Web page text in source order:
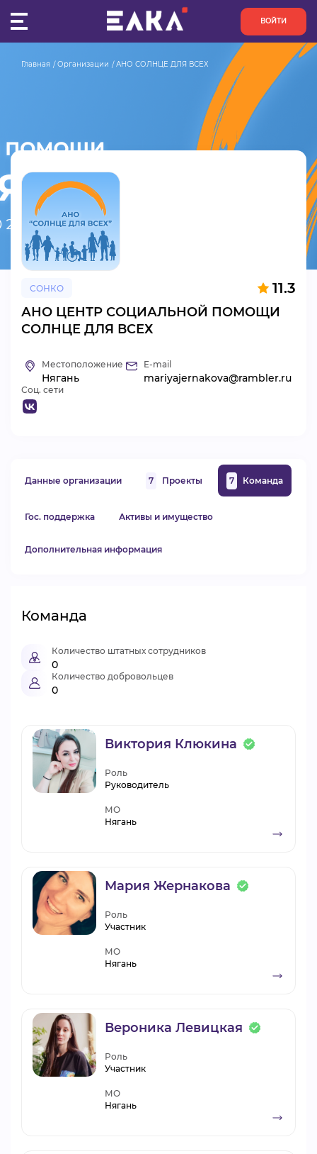
ВОЙТИ
ОРГАНИЗАЦИИ
АКТИВИСТЫ
ПРОЕКТЫ
АНАЛИТИКА
ВИДЕОКУРСЫ
Главная Организации АНО СОЛНЦЕ ДЛЯ ВСЕХ
СОНКО 11.3
АНО ЦЕНТР СОЦИАЛЬНОЙ ПОМОЩИ
СОЛНЦЕ ДЛЯ ВСЕХ
Местоположение
Нягань
E-mail
mariyajernakova@rambler.ru
Соц. сети
Данные организации 7 Проекты 7 Команда
Гос. поддержка Активы и имущество
Дополнительная информация
Команда
Количество штатных сотрудников
0
Количество добровольцев
0
Виктория Клюкина
Роль
Руководитель
МО
Нягань
Мария Жернакова
Роль
Участник
МО
Нягань
Вероника Левицкая
Роль
Участник
МО
Нягань